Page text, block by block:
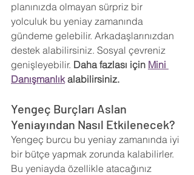
planınızda olmayan sürpriz bir
yolculuk bu yeniay zamanında
gündeme gelebilir. Arkadaşlarınızdan
destek alabilirsiniz. Sosyal çevreniz
genişleyebilir. Daha fazlası için Mini
Danışmanlık alabilirsiniz.
Yengeç Burçları Aslan
Yeniayından Nasıl Etkilenecek?
Yengeç burcu bu yeniay zamanında iyi
bir bütçe yapmak zorunda kalabilirler.
Bu yeniayda özellikle atacağınız